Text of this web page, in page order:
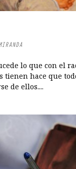
lo que con el
tienen hace que
de ellos....